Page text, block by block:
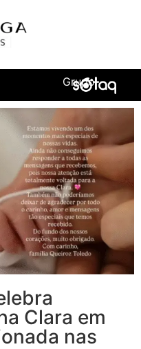
Grupo
Clara em
nas